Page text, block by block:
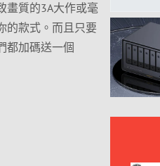
畫質的3A大作或毫
的款式。而且只要
都加碼送一個